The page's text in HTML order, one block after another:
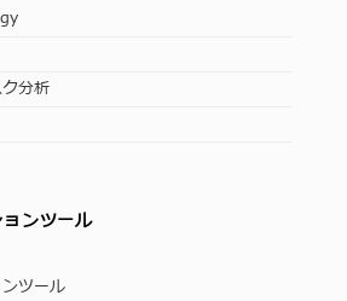
分析
ンツール
ツール